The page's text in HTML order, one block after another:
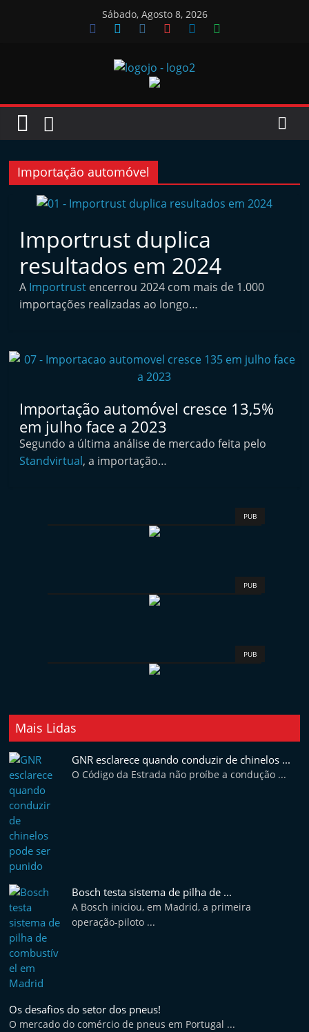
Sábado, Agosto 8, 2026
Jornal
Oficinas
J
r
n
l
d
e
n
k
e
ó
v
P
Importação automóvel
Importrust duplica
resultados em 2024
A Importrust encerrou 2024 com mais de 1.000
importações realizadas ao longo…
Importação automóvel cresce 13,5%
em julho face a 2023
Segundo a última análise de mercado feita pelo
Standvirtual, a importação…
PUB
PUB
PUB
Mais Lidas
GNR esclarece quando conduzir de chinelos ...
O Código da Estrada não proíbe a condução ...
Bosch testa sistema de pilha de ...
A Bosch iniciou, em Madrid, a primeira
operação-piloto ...
Os desafios do setor dos pneus!
O mercado do comércio de pneus em Portugal ...